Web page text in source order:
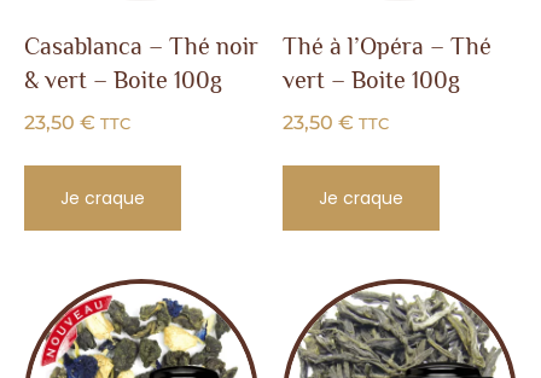
Casablanca – Thé noir
& vert – Boite 100g
23,50 € TTC
Je craque
Thé à l’Opéra – Thé
vert – Boite 100g
23,50 € TTC
Je craque